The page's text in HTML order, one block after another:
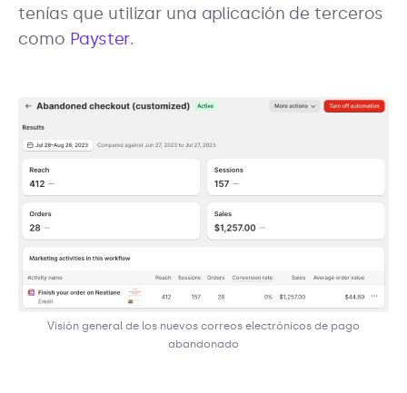
tenías que utilizar una aplicación de terceros
como Payster.
Visión general de los nuevos correos electrónicos de pago
abandonado